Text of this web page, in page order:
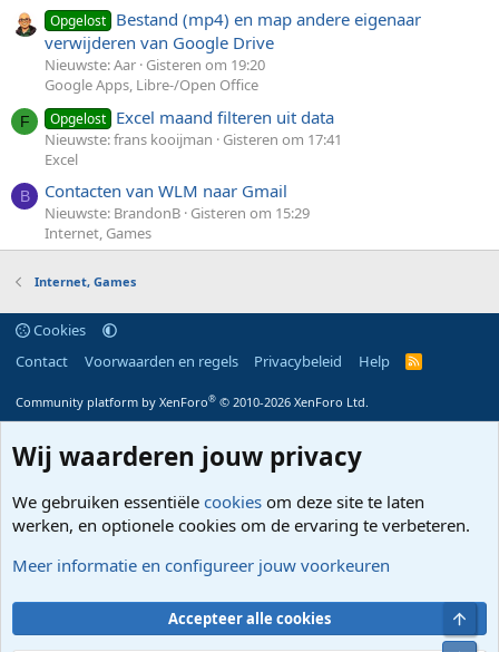
Opgelost Bestand (mp4) en map andere eigenaar
verwijderen van Google Drive
Nieuwste: Aar Gisteren om 19:20
Google Apps, Libre-/Open Office
F Opgelost Excel maand filteren uit data
Nieuwste: frans kooijman
Gisteren om 17:41
Excel
B Contacten van WLM naar Gmail
Nieuwste: BrandonB Gisteren om 15:29
Internet, Games
Internet, Games
Cookies
Contact
Voorwaarden en regels Privacybeleid Help
R
Community platform by XenForo® © 2010-2026 XenForo Ltd.
Wij waarderen jouw privacy
We gebruiken essentiële cookies om deze site te laten
werken, en optionele cookies om de ervaring te verbeteren.
Meer informatie en configureer jouw voorkeuren
Accepteer alle cookies